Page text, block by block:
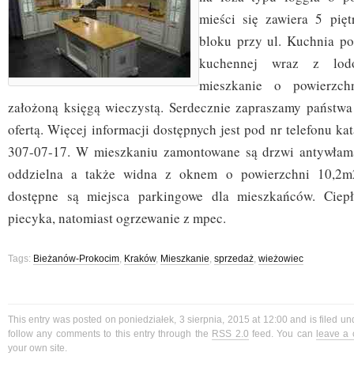
mieści się zawiera 5
bloku przy ul. Kuchnia
kuchennej wraz z
mieszkanie o
założoną księgą wieczystą. Serdecznie zapraszamy
ofertą. Więcej informacji dostępnych jest pod nr telefonu
307-07-17. W mieszkaniu zamontowane są drzwi
oddzielna a także widna z oknem o powierzchni
dostępne są miejsca parkingowe dla mieszkańców.
piecyka, natomiast ogrzewanie z mpec.
Tags: Bieżanów-Prokocim, Kraków, Mieszkanie, sprzedaż, wieżowiec
This entry was posted on poniedziałek, 3 sierpnia, 2015 at 12:00 and is filed
follow any comments to this entry through the RSS 2.0 feed. You can leave a
your own site.